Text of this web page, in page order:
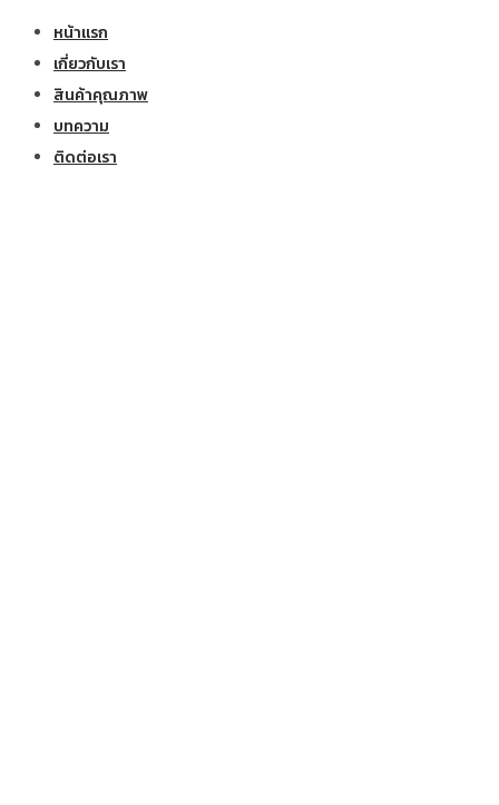
หน้าแรก
เกี่ยวกับเรา
สินค้าคุณภาพ
บทความ
ติดต่อเรา